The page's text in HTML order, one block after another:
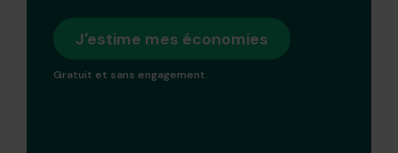
J'estime mes économies
Gratuit et sans engagement.